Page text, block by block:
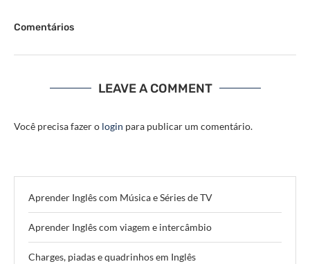
Comentários
LEAVE A COMMENT
Você precisa fazer o login para publicar um comentário.
Aprender Inglês com Música e Séries de TV
Aprender Inglês com viagem e intercâmbio
Charges, piadas e quadrinhos em Inglês